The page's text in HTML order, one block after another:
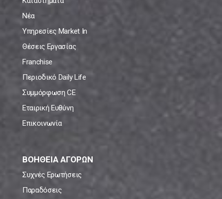
Νέα
Υπηρεσίες Market In
Θέσεις Εργασίας
Franchise
Περιοδικό Daily Life
Συμμόρφωση CE
Εταιρική Ευθύνη
Επικοινωνία
ΒΟΗΘΕΙΑ ΑΓΟΡΩΝ
Συχνές Ερωτήσεις
Παραδόσεις